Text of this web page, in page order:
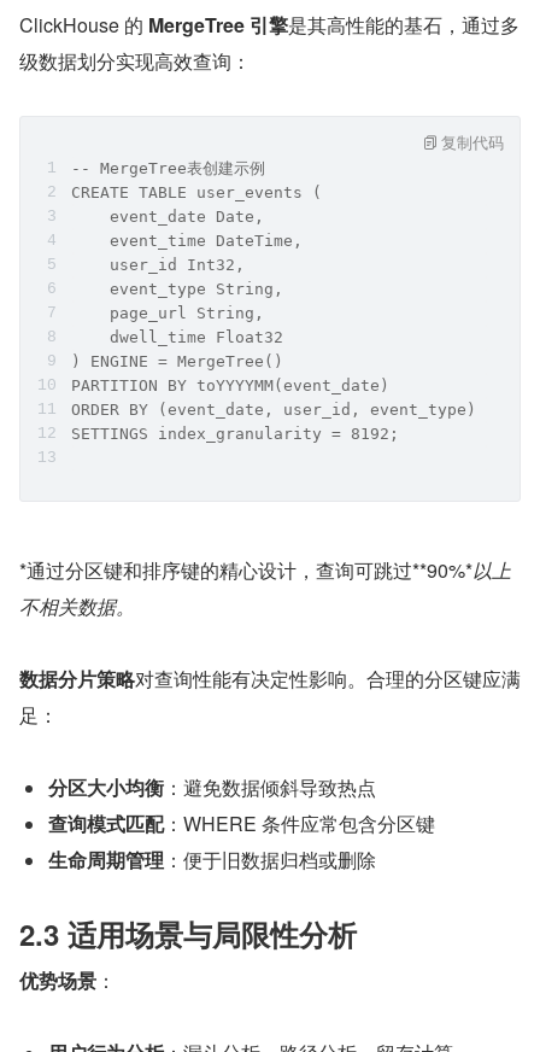
ClickHouse 的 MergeTree 引擎是其高性能的基石，通过多
级数据划分实现高效查询：
-- MergeTree表创建示例
CREATE TABLE user_events (
    event_date Date,
    event_time DateTime,
    user_id Int32,
    event_type String,
    page_url String,
    dwell_time Float32
) ENGINE = MergeTree()
PARTITION BY toYYYYMM(event_date)
ORDER BY (event_date, user_id, event_type)
SETTINGS index_granularity = 8192;
复制代码
*通过分区键和排序键的精心设计，查询可跳过**90%*以上
不相关数据。
数据分片策略对查询性能有决定性影响。合理的分区键应满
足：
分区大小均衡 ：避免数据倾斜导致热点
查询模式匹配：WHERE 条件应常包含分区键
生命周期管理 ：便于旧数据归档或删除
2.3 适用场景与局限性分析
优势场景 ：